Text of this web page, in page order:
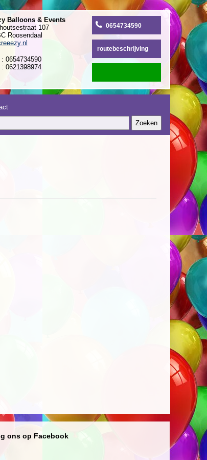
Balloons & Events
107
Roosendaal
: 0654734590
: 0621398974
0654734590
routebeschrijving
ons op Facebook